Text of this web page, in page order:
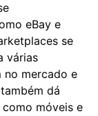
eBay e
se
várias
no mercado e
dá
móveis e